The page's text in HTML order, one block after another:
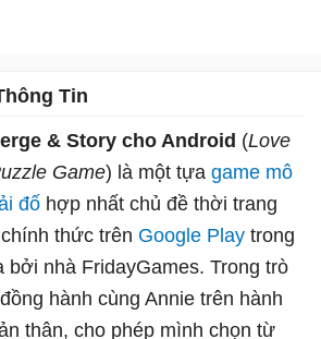
Tin
& Story cho Android (Love
Game) là một tựa game mô
đố hợp nhất chủ đề thời trang
thức trên Google Play trong
bởi nhà FridayGames. Trong trò
hành cùng Annie trên hành
thân, cho phép mình chọn từ